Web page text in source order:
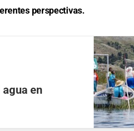
perspectivas.
en